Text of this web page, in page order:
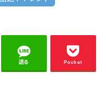
送る Pocket